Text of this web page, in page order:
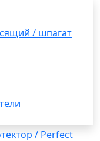
/ шпагат
/ Perfect